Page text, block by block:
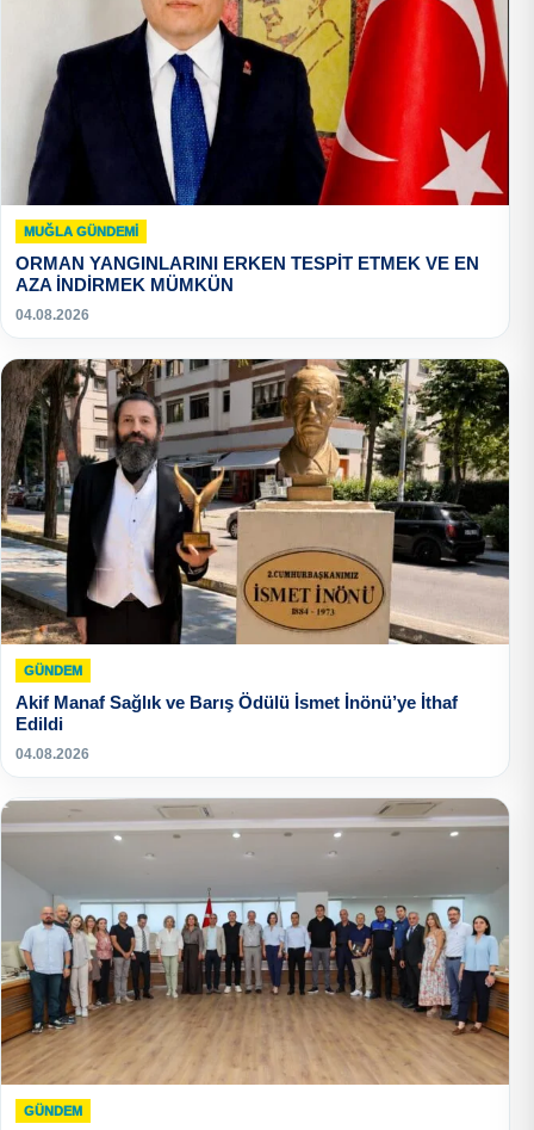
MUĞLA GÜNDEMI
ORMAN YANGINLARINI ERKEN TESPİT ETMEK VE EN
AZA İNDİRMEK MÜMKÜN
04.08.2026
GÜNDEM
Akif Manaf Sağlık ve Barış Ödülü İsmet İnönü’ye İthaf
Edildi
04.08.2026
GÜNDEM